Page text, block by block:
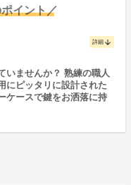
イント／
詳細 arrow_downward
いませんか？ 熟練の職人
にピッタリに設計された
ケースで鍵をお洒落に持